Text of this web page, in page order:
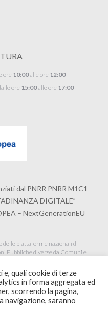
ore 10:00alle ore 12:00
ore 15:00alle ore 17:00
dal PNRR PNRR M1C1
DIGITALE”
– NextGenerationEU
delle piattaforme nazionali di
Pubbliche diverse da Comuni e
SPEZIA -WEBSITE BY
quali cookie di terze
in forma aggregata ed
scorrendo la pagina,
navigazione, saranno